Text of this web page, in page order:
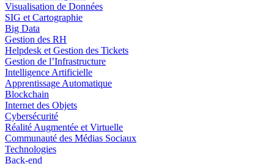
Visualisation de Données
SIG et Cartographie
Big Data
Gestion des RH
Helpdesk et Gestion des Tickets
Gestion de l’Infrastructure
Intelligence Artificielle
Apprentissage Automatique
Blockchain
Internet des Objets
Cybersécurité
Réalité Augmentée et Virtuelle
Communauté des Médias Sociaux
Technologies
Back-end